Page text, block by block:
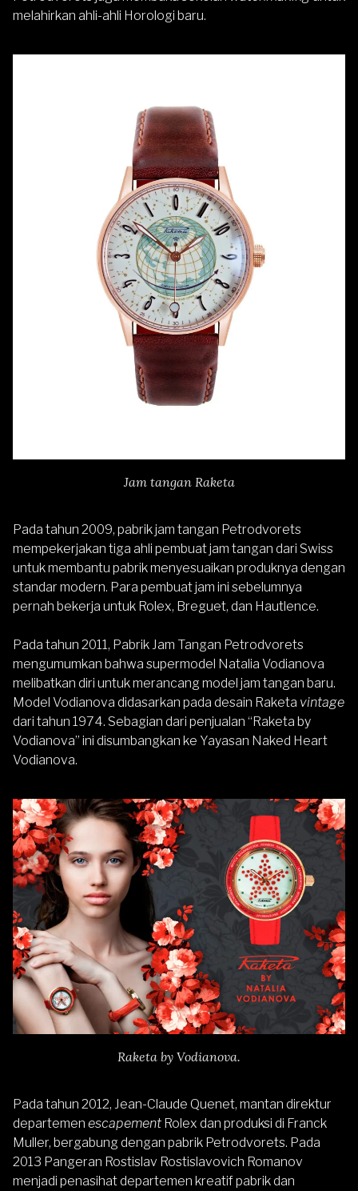
melahirkan ahli-ahli Horologi baru.
Jam tangan Raketa
Pada tahun 2009, pabrik jam tangan Petrodvorets
mempekerjakan tiga ahli pembuat jam tangan dari Swiss
untuk membantu pabrik menyesuaikan produknya dengan
standar modern. Para pembuat jam ini sebelumnya
pernah bekerja untuk Rolex, Breguet, dan Hautlence.
Pada tahun 2011, Pabrik Jam Tangan Petrodvorets
mengumumkan bahwa supermodel Natalia Vodianova
melibatkan diri untuk merancang model jam tangan baru.
Model Vodianova didasarkan pada desain Raketa vintage
dari tahun 1974. Sebagian dari penjualan “Raketa by
Vodianova” ini disumbangkan ke Yayasan Naked Heart
Vodianova.
Raketa by Vodianova.
Pada tahun 2012, Jean-Claude Quenet, mantan direktur
departemen escapement Rolex dan produksi di Franck
Muller, bergabung dengan pabrik Petrodvorets. Pada
2013 Pangeran Rostislav Rostislavovich Romanov
menjadi penasihat departemen kreatif pabrik dan